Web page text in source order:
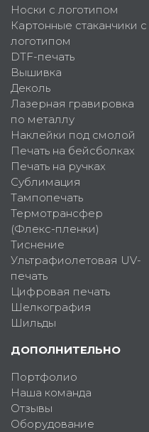
Носки с логотипом
Картонные стаканчики с
логотипом
DTF-печать
Вышивка
Деколь
Лазерная гравировка
по металлу
Наклейки под смолой
Печать на бейсболках
Печать на ручках
Сублимация
Тампопечать
Термотрансфер
(Флекс-пленки)
Тиснение
Ультрафиолетовая UV-
печать
Цифровая печать
Шелкография
Шильды
ДОПОЛНИТЕЛЬНО
Портфолио
Наша команда
Отзывы
Оборудование